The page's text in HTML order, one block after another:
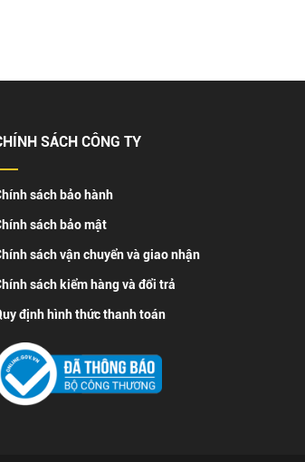
SÁCH CÔNG TY
sách bảo hành
sách bảo mật
sách vận chuyển và giao nhận
sách kiểm hàng và đổi trả
định hình thức thanh toán